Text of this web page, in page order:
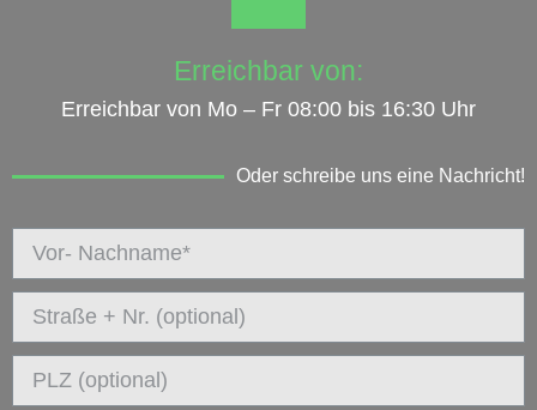
Erreichbar von:
Erreichbar von Mo – Fr 08:00 bis 16:30 Uhr
Oder schreibe uns eine Nachricht!